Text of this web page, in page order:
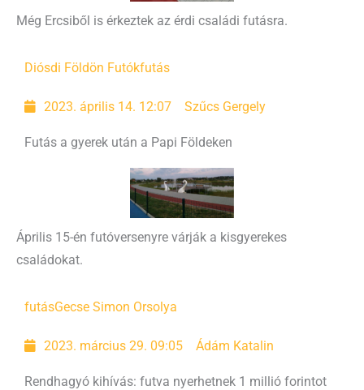
Még Ercsiből is érkeztek az érdi családi futásra.
Diósdi Földön Futókfutás
2023. április 14. 12:07 Szűcs Gergely
Futás a gyerek után a Papi Földeken
Április 15-én futóversenyre várják a kisgyerekes
családokat.
futásGecse Simon Orsolya
2023. március 29. 09:05 Ádám Katalin
Rendhagyó kihívás: futva nyerhetnek 1 millió forintot